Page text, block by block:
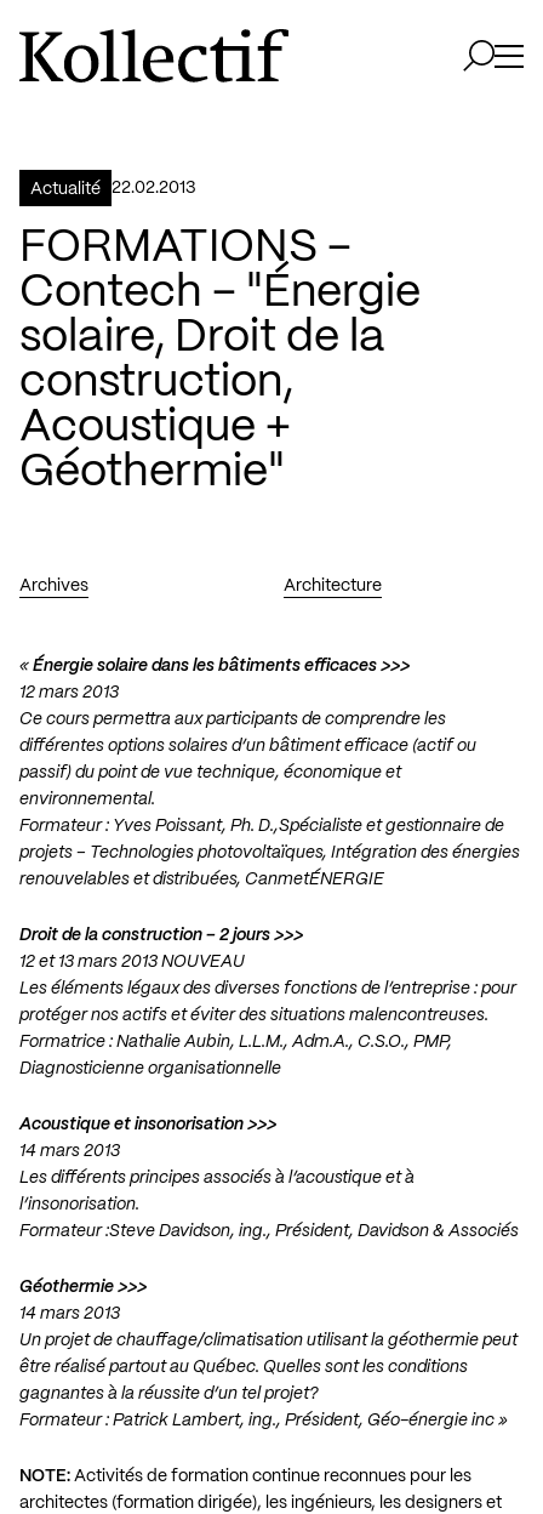
Aller à la page d'accueil
Logo Kollectif
Actualité 22.02.2013
FORMATIONS –
Contech – "Énergie
solaire, Droit de la
construction,
Acoustique +
Géothermie"
Archives Architecture
« Énergie solaire dans les bâtiments efficaces >>>
12 mars 2013
Ce cours permettra aux participants de comprendre les
différentes options solaires d’un bâtiment efficace (actif ou
passif) du point de vue technique, économique et
environnemental.
Formateur : Yves Poissant, Ph. D.,Spécialiste et gestionnaire de
projets – Technologies photovoltaïques, Intégration des énergies
renouvelables et distribuées, CanmetÉNERGIE
Droit de la construction – 2 jours >>>
12 et 13 mars 2013 NOUVEAU
Les éléments légaux des diverses fonctions de l’entreprise : pour
protéger nos actifs et éviter des situations malencontreuses.
Formatrice : Nathalie Aubin, L.L.M., Adm.A., C.S.O., PMP,
Diagnosticienne organisationnelle
Acoustique et insonorisation >>>
14 mars 2013
Les différents principes associés à l’acoustique et à
l’insonorisation.
Formateur :Steve Davidson, ing., Président, Davidson & Associés
Géothermie >>>
14 mars 2013
Un projet de chauffage/climatisation utilisant la géothermie peut
être réalisé partout au Québec. Quelles sont les conditions
gagnantes à la réussite d’un tel projet?
Formateur : Patrick Lambert, ing., Président, Géo-énergie inc »
NOTE: Activités de formation continue reconnues pour les
architectes (formation dirigée), les ingénieurs, les designers et